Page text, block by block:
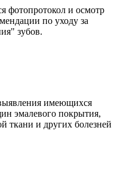
фотопротокол и осмотр
по уходу за
зубов.
имеющихся
эмалевого покрытия,
ткани и других болезней